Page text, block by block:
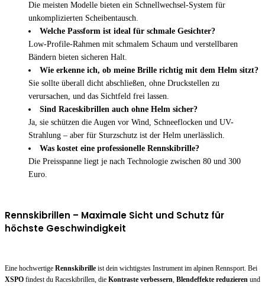
Die meisten Modelle bieten ein Schnellwechsel-System für
unkomplizierten Scheibentausch.
Welche Passform ist ideal für schmale Gesichter?
Low-Profile-Rahmen mit schmalem Schaum und verstellbaren
Bändern bieten sicheren Halt.
Wie erkenne ich, ob meine Brille richtig mit dem Helm sitzt?
Sie sollte überall dicht abschließen, ohne Druckstellen zu
verursachen, und das Sichtfeld frei lassen.
Sind Raceskibrillen auch ohne Helm sicher?
Ja, sie schützen die Augen vor Wind, Schneeflocken und UV-
Strahlung – aber für Sturzschutz ist der Helm unerlässlich.
Was kostet eine professionelle Rennskibrille?
Die Preisspanne liegt je nach Technologie zwischen 80 und 300
Euro.
Rennskibrillen – Maximale Sicht und Schutz für
höchste Geschwindigkeit
Eine hochwertige Rennskibrille ist dein wichtigstes Instrument im alpinen Rennsport. Bei
XSPO findest du Raceskibrillen, die Kontraste verbessern, Blendeffekte reduzieren und